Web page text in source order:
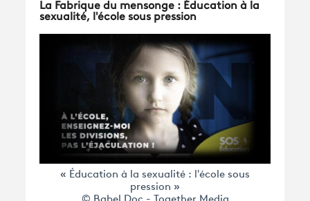
La Fabrique du mensonge : Éducation à la
sexualité, l'école sous pression
« Éducation à la sexualité : l'école sous
pression »